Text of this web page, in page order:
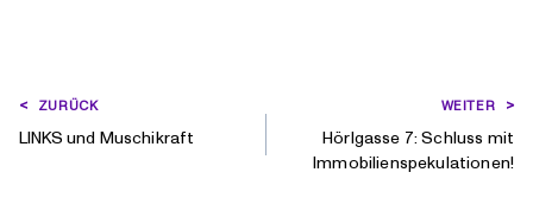
BEITRAGSNAVIGATION
ZURÜCK
LINKS und Muschikraft
WEITER
Hörlgasse 7: Schluss mit
Immobilienspekulationen!